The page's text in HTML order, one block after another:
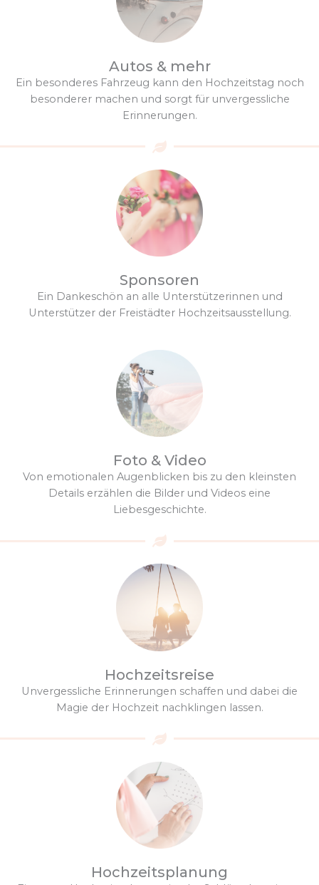
Autos & mehr
Ein besonderes Fahrzeug kann den Hochzeitstag noch
besonderer machen und sorgt für unvergessliche
Erinnerungen.
Sponsoren
Ein Dankeschön an alle Unterstützerinnen und
Unterstützer der Freistädter Hochzeitsausstellung.
Foto & Video
Von emotionalen Augenblicken bis zu den kleinsten
Details erzählen die Bilder und Videos eine
Liebesgeschichte.
Hochzeitsreise
Unvergessliche Erinnerungen schaffen und dabei die
Magie der Hochzeit nachklingen lassen.
Hochzeitsplanung